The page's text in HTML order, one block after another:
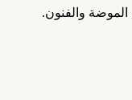
الموضة والفنون.